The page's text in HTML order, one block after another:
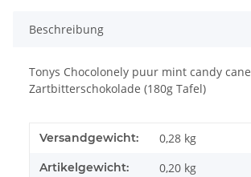
Beschreibung
Tonys Chocolonely puur mint candy cane
Zartbitterschokolade (180g Tafel)
Versandgewicht: 0,28 kg
Artikelgewicht: 0,20 kg